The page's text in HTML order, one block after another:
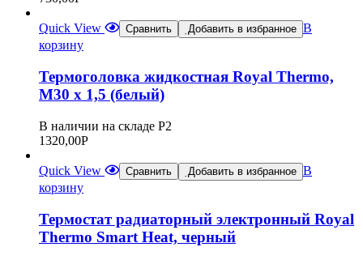
Quick View Сравнить Добавить в избранное В
корзину
Термоголовка жидкостная Royal Thermo,
M30 x 1,5 (белый)
В наличии на складе Р2
1320,00Р
Quick View Сравнить Добавить в избранное В
корзину
Термостат радиаторный электронный Royal
Thermo Smart Heat, черный